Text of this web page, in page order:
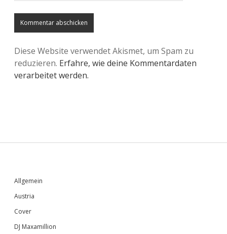
Diese Website verwendet Akismet, um Spam zu
reduzieren. Erfahre, wie deine Kommentardaten
verarbeitet werden.
Sidebar
Allgemein
Austria
Cover
DJ Maxamillion